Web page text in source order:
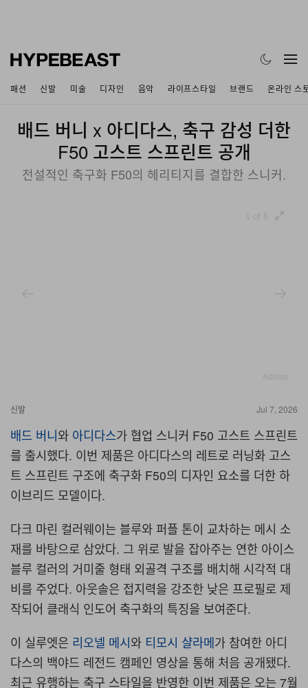
패션 신발 미술 디자인 음악 라이프스타일 브랜드 온라인 스
배드 버니 x 아디다스, 축구 감성 더한
F50 고스트 스프린트 공개
전설적인 축구화 F50의 헤리티지를 결합한 스니커.
신발 Jul 7, 2026
배드 버니와 아디다스가 협업 스니커 F50 고스트 스프린트
를 출시했다. 이번 제품은 아디다스의 레트로 러닝화 고스
트 스프린트 구조에 축구화 F50의 디자인 요소를 더한 하
이브리드 모델이다.
다크 마린 컬러웨이는 블루와 퍼플 톤이 교차하는 메시 소
재를 바탕으로 삼았다. 그 위로 발을 잡아주는 연한 아이스
블루 컬러의 거미줄 형태 외골격 구조를 배치해 시각적 대
비를 주었다. 아웃솔은 접지력을 강조한 낮은 프로필로 제
작되어 클래식 인도어 축구화의 특징을 보여준다.
이 실루엣은 리오넬 메시와 티모시 샬라메가 참여한 아디
다스의 백야드 레전드 캠페인 영상을 통해 처음 공개됐다.
최근 유행하는 축구 스타일을 반영한 이번 제품은 오는 7월